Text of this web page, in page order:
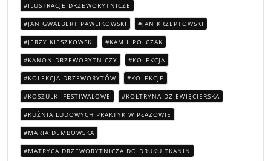
ILUSTRACJE DRZEWORYTNICZE
JAN GWALBERT PAWLIKOWSKI JAN KRZEPTOWSKI
JERZY KIESZKOWSKI KAMIL POLCZAK
KANON DRZEWORYTNICZY KOLEKCJA
KOLEKCJA DRZEWORYTÓW KOLEKCJE
KOSZULKI FESTIWALOWE KOŁTRYNA DZIEWIĘCIERSKA
KUŹNIA LUDOWYCH PRAKTYK W PŁAZOWIE
MARIA DEMBOWSKA
MATRYCA DRZEWORYTNICZA DO DRUKU TKANIN